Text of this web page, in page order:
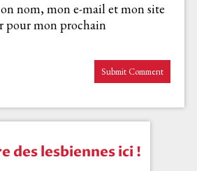
nom, mon e-mail et mon site
pour mon prochain
des lesbiennes ici !